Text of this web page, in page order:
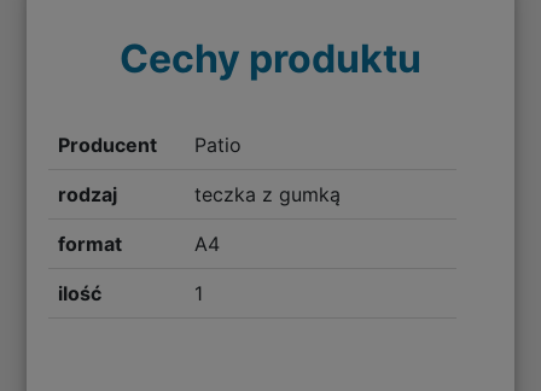
Cechy produktu
Producent Patio
rodzaj teczka z gumką
format A4
ilość 1